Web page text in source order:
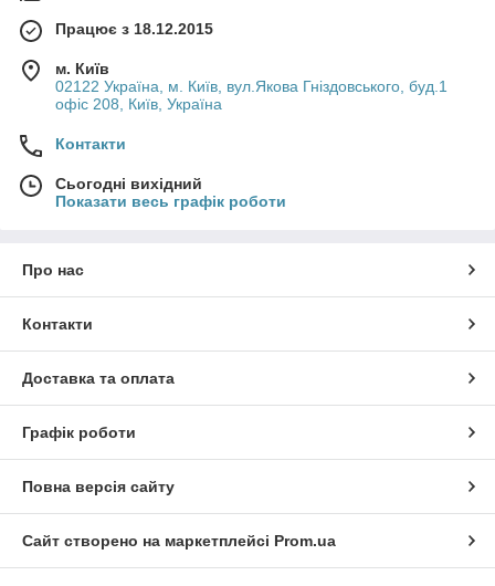
Працює з 18.12.2015
м. Київ
02122 Україна, м. Київ, вул.Якова Гніздовського, буд.1
офіс 208, Київ, Україна
Контакти
Сьогодні вихідний
Показати весь графік роботи
Про нас
Контакти
Доставка та оплата
Графік роботи
Повна версія сайту
Сайт створено на маркетплейсі Prom.ua